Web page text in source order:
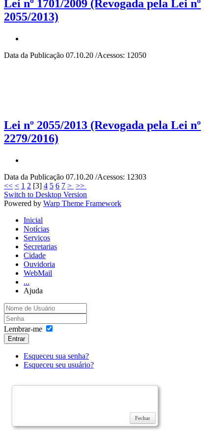
Lei nº 1701/2009 (Revogada pela Lei nº
2055/2013)
Data da Publicação 07.10.20 /Acessos: 12050
Lei nº 2055/2013 (Revogada pela Lei nº
2279/2016)
Data da Publicação 07.10.20 /Acessos: 12303
<< < 1 2 [3] 4 5 6 7 > >>
Switch to Desktop Version
Powered by Warp Theme Framework
Inicial
Notícias
Serviços
Secretarias
Cidade
Ouvidoria
WebMail
...
Ajuda
Lembrar-me
Entrar
Esqueceu sua senha?
Esqueceu seu usuário?
Fechar